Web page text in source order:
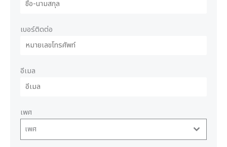
เบอร์ติดต่อ
อีเมล
เพศ
เพศ